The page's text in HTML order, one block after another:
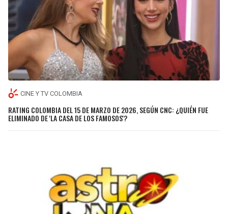
CINE Y TV COLOMBIA
RATING COLOMBIA DEL 15 DE MARZO DE 2026, SEGÚN CNC: ¿QUIÉN FUE
ELIMINADO DE 'LA CASA DE LOS FAMOSOS'?